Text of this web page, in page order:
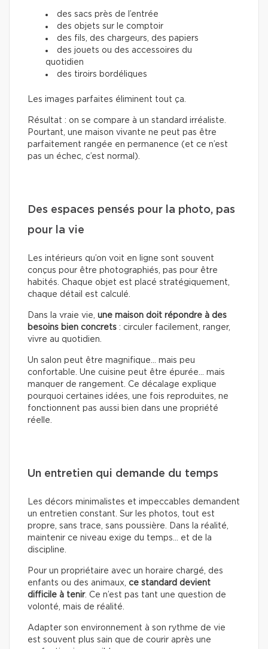
des sacs près de l’entrée
des objets sur le comptoir
des fils, des chargeurs, des papiers
des jouets ou des accessoires du
quotidien
des tiroirs bordéliques
Les images parfaites éliminent tout ça.
Résultat : on se compare à un standard irréaliste.
Pourtant, une maison vivante ne peut pas être
parfaitement rangée en permanence (et ce n’est
pas un échec, c’est normal).
Des espaces pensés pour la photo, pas
pour la vie
Les intérieurs qu’on voit en ligne sont souvent
conçus pour être photographiés, pas pour être
habités. Chaque objet est placé stratégiquement,
chaque détail est calculé.
Dans la vraie vie, une maison doit répondre à des
besoins bien concrets : circuler facilement, ranger,
vivre au quotidien.
Un salon peut être magnifique… mais peu
confortable. Une cuisine peut être épurée… mais
manquer de rangement. Ce décalage explique
pourquoi certaines idées, une fois reproduites, ne
fonctionnent pas aussi bien dans une propriété
réelle.
Un entretien qui demande du temps
Les décors minimalistes et impeccables demandent
un entretien constant. Sur les photos, tout est
propre, sans trace, sans poussière. Dans la réalité,
maintenir ce niveau exige du temps… et de la
discipline.
Pour un propriétaire avec un horaire chargé, des
enfants ou des animaux, ce standard devient
difficile à tenir. Ce n’est pas tant une question de
volonté, mais de réalité.
Adapter son environnement à son rythme de vie
est souvent plus sain que de courir après une